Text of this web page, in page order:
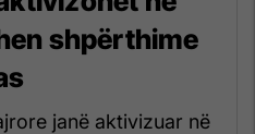
shpërthime
janë aktivizuar në